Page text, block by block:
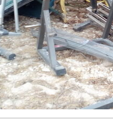
استمرار روشنایی